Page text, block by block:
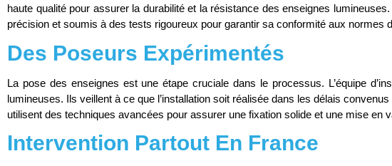
haute qualité pour assurer la durabilité et la résistance des enseignes
précision et soumis à des tests rigoureux pour garantir sa conformité aux normes
Des Poseurs Expérimentés
La pose des enseignes est une étape cruciale dans le processus. L’équipe
lumineuses. Ils veillent à ce que l’installation soit réalisée dans les délais
utilisent des techniques avancées pour assurer une fixation solide et une mise en
Intervention Partout En France